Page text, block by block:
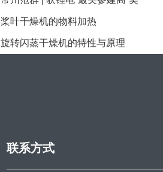
​桨叶干燥机的物料加热
旋转闪蒸干燥机的特性与原理
联系方式